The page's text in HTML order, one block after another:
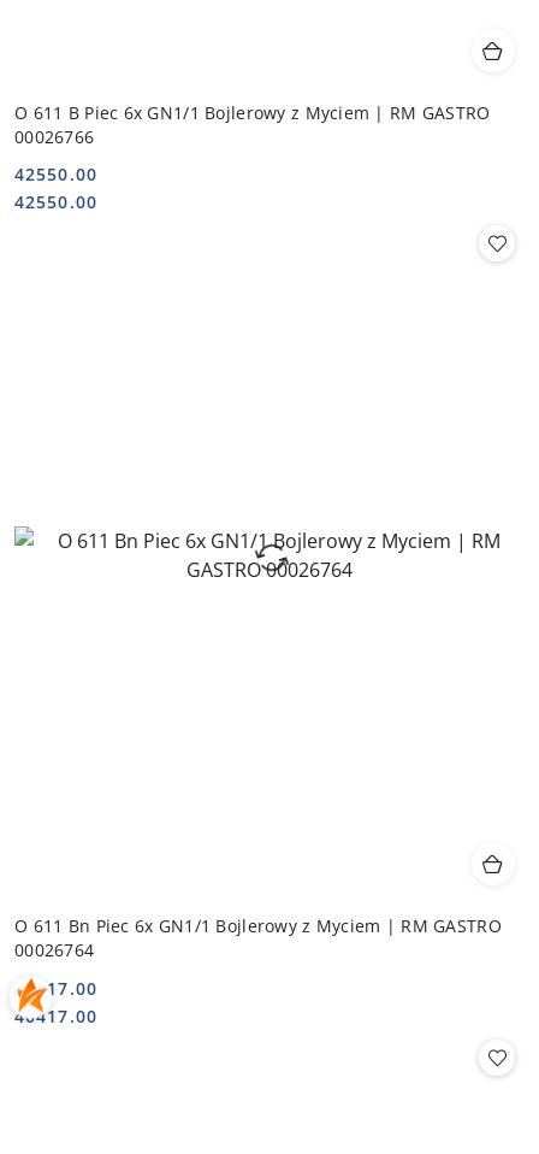
O 611 B Piec 6x GN1/1 Bojlerowy z Myciem | RM GASTRO
00026766
Cena:
42550.00
Cena:
42550.00
O 611 Bn Piec 6x GN1/1 Bojlerowy z Myciem | RM GASTRO
00026764
Cena:
40417.00
Cena:
40417.00